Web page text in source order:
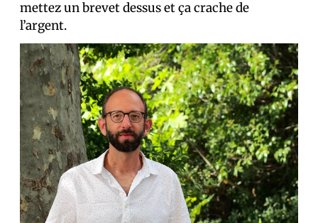
mettez un brevet dessus et ça crache de
l’argent.